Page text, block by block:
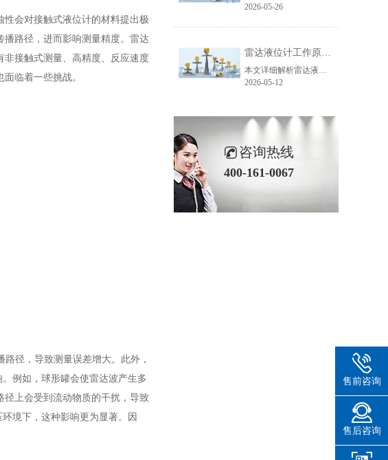
会对接触式液位计的材料提出极
路径，进而影响测量精度。雷达
接触式测量、高精度、反应速度
临着一些挑战。
径，导致测量误差增大。此外，
例如，球形罐会使雷达波产生多
上会受到流动物质的干扰，导致
境下，这种影响更为显著。因
2026-05-26
雷达液位计工作原理_精准测量储罐液位的方法-毫米级精度保障
本文详细解析雷达液位计精准测量的核心原理、主流技术、关键步骤及应用场景，助力企业了解雷达液位计工作逻辑，选型适配各类储罐测量需求。
2026-05-12
咨询热线
400-161-0067
售前咨询
售后咨询